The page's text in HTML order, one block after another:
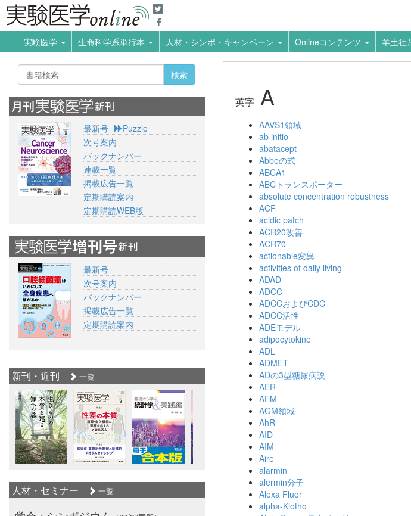
実験医学 生命科学系単行本 人材・シンポ・キャンペーン Onlineコンテンツ 羊土社
英字A
AAVS1領域
ab initio
abatacept
Abbeの式
ABCA1
ABCトランスポーター
absolute concentration robustness
ACF
acidic patch
ACR20改善
ACR70
actionable変異
activities of daily living
ADAD
ADCC
ADCCおよびCDC
ADCC活性
ADEモデル
adipocytokine
ADL
ADMET
ADの3型糖尿病説
AER
AFM
AGM領域
AhR
AID
AIM
Aire
alarmin
alermin分子
Alexa Fluor
alpha-Klotho
検索
最新号
Puzzle
次号案内
バックナンバー
連載一覧
掲載広告一覧
定期購読案内
定期購読WEB版
最新号
次号案内
バックナンバー
掲載広告一覧
定期購読案内
新刊・近刊 一覧
人材・セミナー 一覧